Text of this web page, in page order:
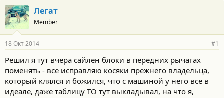
т
о
р
т
е
м
ы
а
н
а
л
а
Легат
Member
18 Окт 2014 #1
Решил я тут вчера сайлен блоки в передних рычагах
поменять - все исправляю косяки прежнего владельца,
который клялся и божился, что с машиной у него все в
идеале, даже таблицу ТО тут выкладывал, на что я,